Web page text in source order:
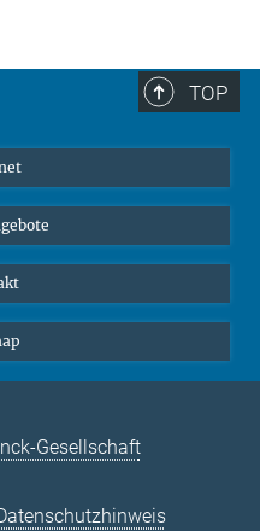
TOP
Gesellschaft